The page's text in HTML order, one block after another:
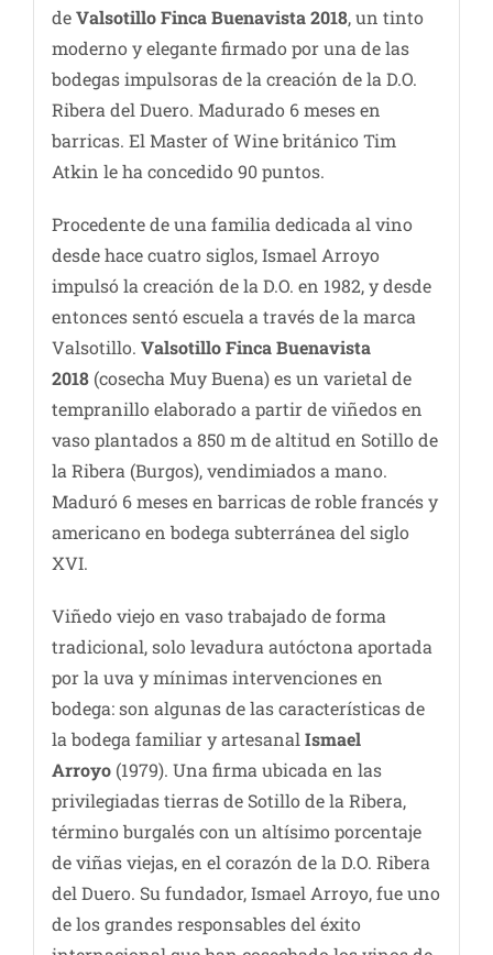
deValsotillo Finca Buenavista 2018, un tinto
moderno y elegante firmado por una de las
bodegas impulsoras de la creación de la D.O.
Ribera del Duero. Madurado 6 meses en
barricas. El Master of Wine británico Tim
Atkin le ha concedido 90 puntos.
Procedente de una familia dedicada al vino
desde hace cuatro siglos, Ismael Arroyo
impulsó la creación de la D.O. en 1982, y desde
entonces sentó escuela a través de la marca
Valsotillo. Valsotillo Finca Buenavista
2018(cosecha Muy Buena) es un varietal de
tempranillo elaborado a partir de viñedos en
vaso plantados a 850 m de altitud en Sotillo de
la Ribera (Burgos), vendimiados a mano.
Maduró 6 meses en barricas de roble francés y
americano en bodega subterránea del siglo
XVI.
Viñedo viejo en vaso trabajado de forma
tradicional, solo levadura autóctona aportada
por la uva y mínimas intervenciones en
bodega: son algunas de las características de
la bodega familiar y artesanal Ismael
Arroyo(1979). Una firma ubicada en las
privilegiadas tierras de Sotillo de la Ribera,
término burgalés con un altísimo porcentaje
de viñas viejas, en el corazón de la D.O. Ribera
del Duero. Su fundador, Ismael Arroyo, fue uno
de los grandes responsables del éxito